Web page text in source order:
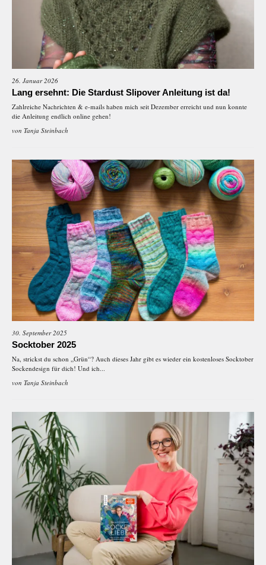
26. Januar 2026
Lang ersehnt: Die Stardust Slipover Anleitung ist da!
Zahlreiche Nachrichten & e-mails haben mich seit Dezember erreicht und nun konnte
die Anleitung endlich online gehen!
von Tanja Steinbach
30. September 2025
Socktober 2025
Na, strickst du schon „Grün“? Auch dieses Jahr gibt es wieder ein kostenloses Socktober
Sockendesign für dich! Und ich...
von Tanja Steinbach